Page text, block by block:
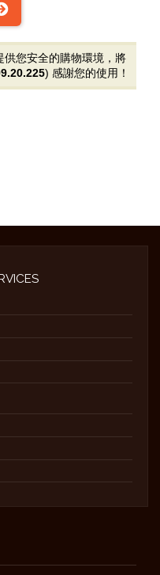
您安全的購物環境，將
) 感謝您的使用！